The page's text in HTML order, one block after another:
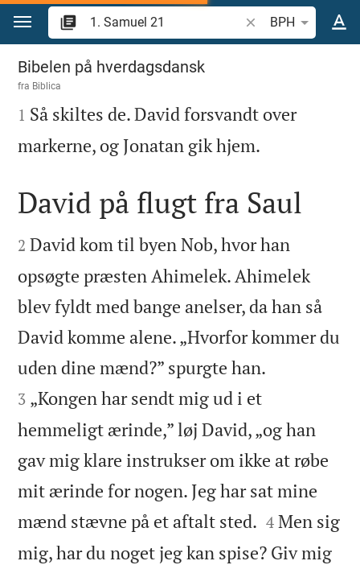
Gå til indhold
Søg efter bibelvers
BPH
1. Samuel 21
Bibelen på hverdagsdansk
fra Biblica

1 Så skiltes de. David forsvandt over
markerne, og Jonatan gik hjem.

David på flugt fra Saul

2 David kom til byen Nob, hvor han
opsøgte præsten Ahimelek. Ahimelek
blev fyldt med bange anelser, da han så
David komme alene. „Hvorfor kommer du
uden dine mænd?” spurgte han.
3 „Kongen har sendt mig ud i et
hemmeligt ærinde,” løj David, „og han
gav mig klare instrukser om ikke at røbe
mit ærinde for nogen. Jeg har sat mine
mænd stævne på et aftalt sted. 

4 Men sig
mig, har du noget jeg kan spise? Giv mig